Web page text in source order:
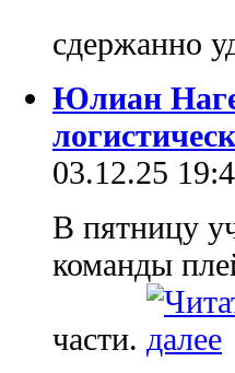
сдержанно
Юлиан
03.12.25
В пятницу
команды
части.